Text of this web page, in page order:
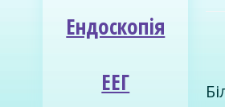
Ендоскопія
ЕЕГ